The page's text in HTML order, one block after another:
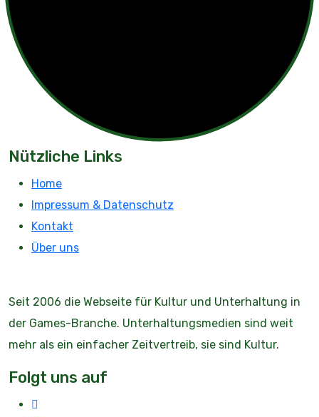
Nützliche Links
Home
Impressum & Datenschutz
Kontakt
Über uns
Seit 2006 die Webseite für Kultur und Unterhaltung in
der Games-Branche. Unterhaltungsmedien sind weit
mehr als ein einfacher Zeitvertreib, sie sind Kultur.
Folgt uns auf